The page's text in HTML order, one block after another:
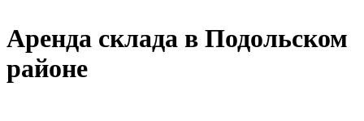
Аренда склада в Подольском
районе